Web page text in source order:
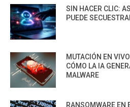
SIN HACER CLIC:
PUEDE
MUTACIÓN EN
CÓMO LA IA
MALWARE
RANSOMWARE EN